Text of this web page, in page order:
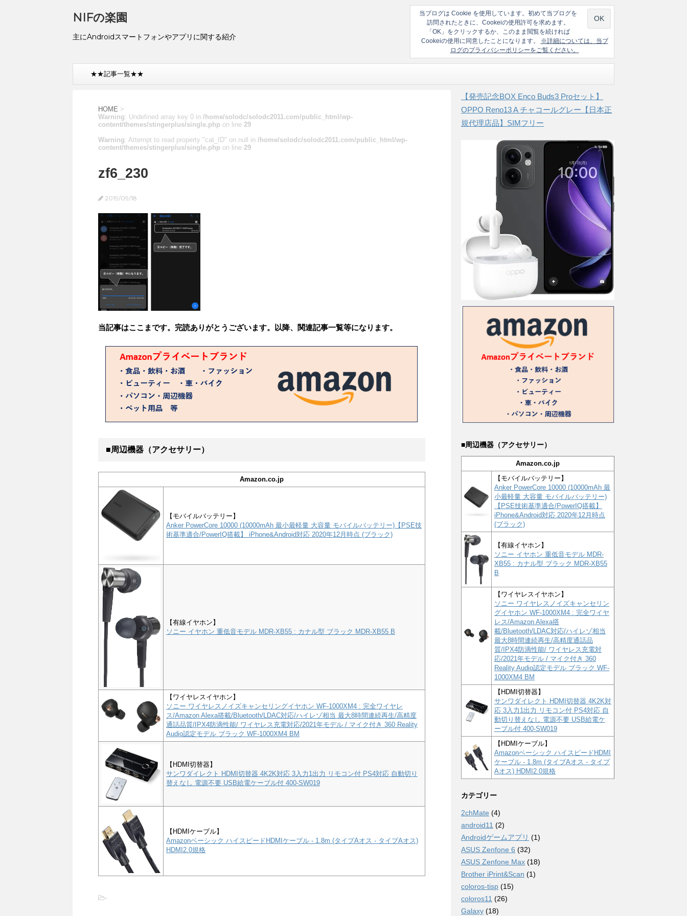
NIFの楽園
主にAndroidスマートフォンやアプリに関する紹介
当ブログは Cookie を使用しています。初めて当ブログを
訪問されたときに、Cookeiの使用許可を求めます。
「OK」をクリックするか、このまま閲覧を続ければ
Cookeiの使用に同意したことになります。
※詳細については、当ブ
ログのプライバシーポリシーをご覧ください。
★★記事一覧★★
HOME >
Warning: Undefined array key 0 in /home/solodc/solodc2011.com/public_html/wp-
content/themes/stingerplus/single.php on line 29
Warning: Attempt to read property "cat_ID" on null in /home/solodc/solodc2011.com/public_html/wp-
content/themes/stingerplus/single.php on line 29
zf6_230
2019/09/18
当記事はここまです。完読ありがとうございます。以降、関連記事一覧等になります。
■周辺機器（アクセサリー）
Amazon.co.jp
【モバイルバッテリー】
Anker PowerCore 10000 (10000mAh 最小最軽量 大容量 モバイルバッテリー)【PSE技
術基準適合/PowerIQ搭載】 iPhone&Android対応 2020年12月時点 (ブラック)
【有線イヤホン】
ソニー イヤホン 重低音モデル MDR-XB55 : カナル型 ブラック MDR-XB55 B
【ワイヤレスイヤホン】
ソニー ワイヤレスノイズキャンセリングイヤホン WF-1000XM4 : 完全ワイヤレ
ス/Amazon Alexa搭載/Bluetooth/LDAC対応/ハイレゾ相当 最大8時間連続再生/高精度
通話品質/IPX4防滴性能/ ワイヤレス充電対応/2021年モデル / マイク付き 360 Reality
Audio認定モデル ブラック WF-1000XM4 BM
【HDMI切替器】
サンワダイレクト HDMI切替器 4K2K対応 3入力1出力 リモコン付 PS4対応 自動切り
替えなし 電源不要 USB給電ケーブル付 400-SW019
【HDMIケーブル】
Amazonベーシック ハイスピードHDMIケーブル - 1.8m (タイプAオス - タイプAオス)
HDMI2.0規格
-
【発売記念BOX Enco Buds3 Proセット】
OPPO Reno13 A チャコールグレー【日本正
規代理店品】SIMフリー
■周辺機器（アクセサリー）
Amazon.co.jp
【モバイルバッテリー】
Anker PowerCore 10000 (10000mAh 最
小最軽量 大容量 モバイルバッテリー)
【PSE技術基準適合/PowerIQ搭載】
iPhone&Android対応 2020年12月時点
(ブラック)
【有線イヤホン】
ソニー イヤホン 重低音モデル MDR-
XB55 : カナル型 ブラック MDR-XB55
B
【ワイヤレスイヤホン】
ソニー ワイヤレスノイズキャンセリン
グイヤホン WF-1000XM4 : 完全ワイヤ
レス/Amazon Alexa搭
載/Bluetooth/LDAC対応/ハイレゾ相当
最大8時間連続再生/高精度通話品
質/IPX4防滴性能/ ワイヤレス充電対
応/2021年モデル / マイク付き 360
Reality Audio認定モデル ブラック WF-
1000XM4 BM
【HDMI切替器】
サンワダイレクト HDMI切替器 4K2K対
応 3入力1出力 リモコン付 PS4対応 自
動切り替えなし 電源不要 USB給電ケ
ーブル付 400-SW019
【HDMIケーブル】
Amazonベーシック ハイスピードHDMI
ケーブル - 1.8m (タイプAオス - タイプ
Aオス) HDMI2.0規格
カテゴリー
2chMate (4)
android11 (2)
Androidゲームアプリ (1)
ASUS Zenfone 6 (32)
ASUS Zenfone Max (18)
Brother iPrint&Scan (1)
coloros-tisp (15)
coloros11 (26)
Galaxy (18)